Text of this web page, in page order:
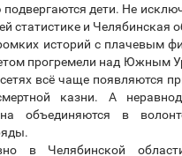
дети. Не
статистике и Челябинская
историй с плачевым
прогремели над Южным
всё чаще появляются
казни. А
объединяются в
в Челябинской